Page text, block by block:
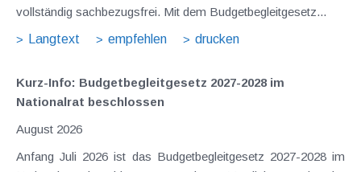
vollständig sachbezugsfrei. Mit dem Budgetbegleitgesetz...
Langtext
empfehlen drucken
Kurz-Info: Budgetbegleitgesetz 2027-2028 im
Nationalrat beschlossen
August 2026
Anfang Juli 2026 ist das Budgetbegleitgesetz 2027-2028 im